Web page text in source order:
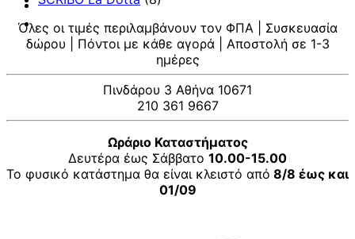
Όλες οι τιμές περιλαμβάνουν τον ΦΠΑ | Συσκευασία
δώρου | Πόντοι με κάθε αγορά | Αποστολή σε 1-3
ημέρες
Πινδάρου 3 Αθήνα 10671
210 361 9667
Ωράριο Καταστήματος
Δευτέρα έως Σάββατο 10.00-15.00
Το φυσικό κατάστημα θα είναι κλειστό από 8/8 έως και
01/09